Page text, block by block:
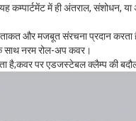
कम्पार्टमेंट में ही अंतराल, संशोधन,
और मजबूत संरचना प्रदान करता
साथ नरम रोल-अप कवर।
है;कवर पर एडजस्टेबल क्लैम्प की